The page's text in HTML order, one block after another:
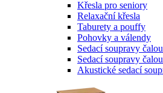
Křesla pro seniory
Relaxační křesla
Taburety a pouffy
Pohovky a válendy
Sedací soupravy
Sedací soupravy
Akustické sedací